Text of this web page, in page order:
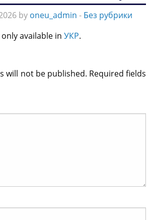
by oneu_admin - Без рубрики
available in УКР.
will not be published. Required fields